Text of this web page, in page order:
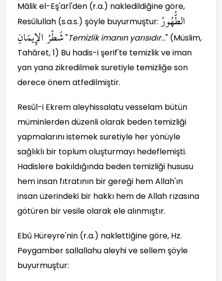
Mâlik el-Eş'arî'den (r.a.) nakledildiğine göre,
Resûlullah (s.a.s.) şöyle buyurmuştur: الطُّهُورُ
شَطْرُ الإِيمَانِ "Temizlik imanın yarısıdır…" (Müslim,
Tahâret, 1) Bu hadis-i şerif'te temizlik ve iman
yan yana zikredilmek suretiyle temizliğe son
derece önem atfedilmiştir.
Resûl-i Ekrem aleyhissalatu vesselam bütün
müminlerden düzenli olarak beden temizliği
yapmalarını istemek suretiyle her yönüyle
sağlıklı bir toplum oluşturmayı hedeflemişti.
Hadislere bakıldığında beden temizliği hususu
hem insan fıtratının bir gereği hem Allah'ın
insan üzerindeki bir hakkı hem de Allah rızasına
götüren bir vesile olarak ele alınmıştır.
Ebû Hüreyre'nin (r.a.) naklettiğine göre, Hz.
Peygamber sallallahu aleyhi ve sellem şöyle
buyurmuştur: